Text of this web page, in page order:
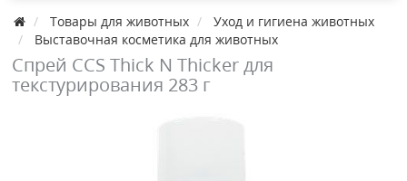
Товары для животных
Уход и гигиена животных
Выставочная косметика для животных
Спрей CCS Thick N Thicker для
текстурирования 283 г